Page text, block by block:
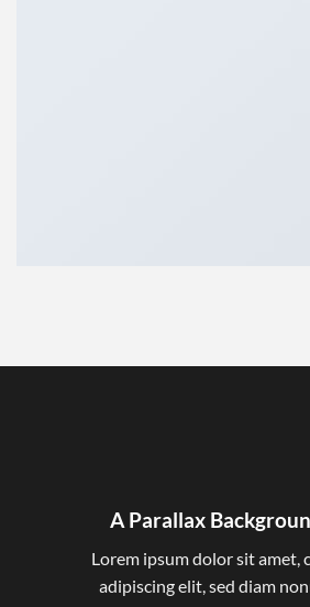
A Parallax
Lorem ipsum dolor sit amet,
adipiscing elit, sed diam